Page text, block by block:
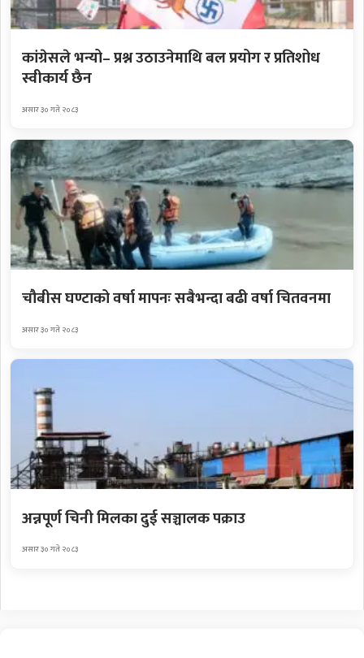
कांग्रेसले भन्यो– प्रश्न उठाउनेमाथि बल प्रयोग र प्रतिशोध
स्वीकार्य छैन
असार ३० गते २०८३
चौबीस घण्टाको वर्षा मापनः सबैभन्दा बढी वर्षा चितवनमा
असार ३० गते २०८३
अन्नपूर्ण चिनी मिलका दुई सञ्चालक पक्राउ
असार ३० गते २०८३